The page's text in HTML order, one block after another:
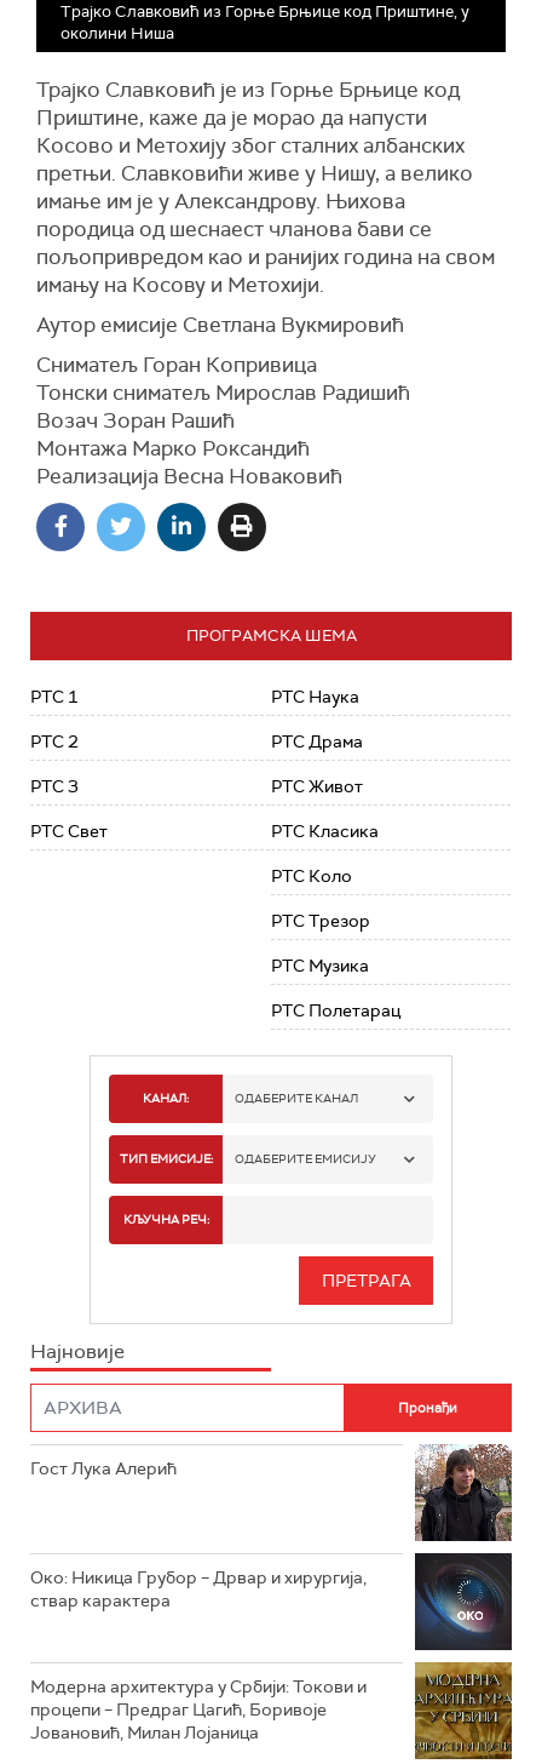
Трајко Славковић из Горње Брњице код Приштине, у
околини Ниша
Трајко Славковић је из Горње Брњице код
Приштине, каже да је морао да напусти
Косово и Метохију због сталних албанских
претњи. Славковићи живе у Нишу, а велико
имање им је у Александрову. Њихова
породица од шеснаест чланова бави се
пољопривредом као и ранијих година на свом
имању на Косову и Метохији.
Аутор емисије Светлана Вукмировић
Сниматељ Горан Копривица
Тонски сниматељ Мирослав Радишић
Возач Зоран Рашић
Монтажа Марко Роксандић
Реализација Весна Новаковић
ПРОГРАМСКА ШЕМА
РТС 1
РТС 2
РТС 3
РТС Свет
РТС Наука
РТС Драма
РТС Живот
РТС Класика
РТС Коло
РТС Трезор
РТС Музика
РТС Полетарац
КАНАЛ: ОДАБЕРИТЕ КАНАЛ
РТС 1
РТС 3
РТС КОЛО
ТИП ЕМИСИЈЕ: ОДАБЕРИТЕ ЕМИСИЈУ
ИНФО
КЉУЧНА РЕЧ:
Најновије
Гост Лука Алерић
Око: Никица Грубор – Дрвар и хирургија,
ствар карактера
Модерна архитектура у Србији: Токови и
процепи – Предраг Цагић, Боривоје
Јовановић, Милан Лојаница